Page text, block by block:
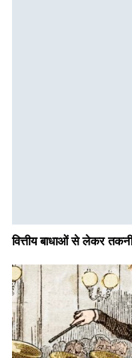
वित्तीय बाधाओं से लेकर